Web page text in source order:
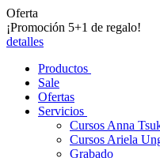
Oferta
¡Promoción 5+1 de regalo!
detalles
Productos
Sale
Ofertas
Servicios
Cursos Anna
Cursos Ariela
Grabado